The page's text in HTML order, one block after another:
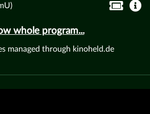
whole program...
managed through kinoheld.de